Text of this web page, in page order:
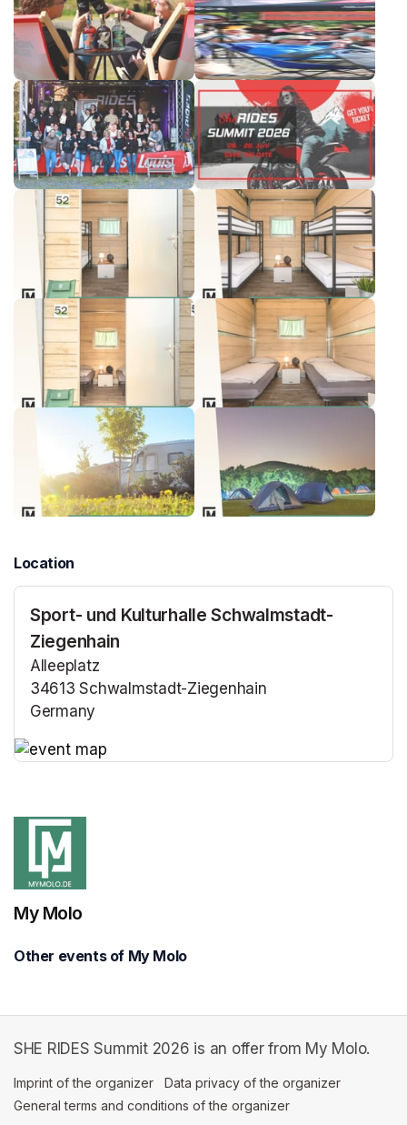
Location
Sport- und Kulturhalle Schwalmstadt-
Ziegenhain
Alleeplatz
34613 Schwalmstadt-Ziegenhain
Germany
My Molo
Other events of My Molo
SHE RIDES Summit 2026 is an offer from My Molo.
Imprint of the organizer (opens in a new tab)
Data privacy of the organizer
General terms and conditions of the organizer